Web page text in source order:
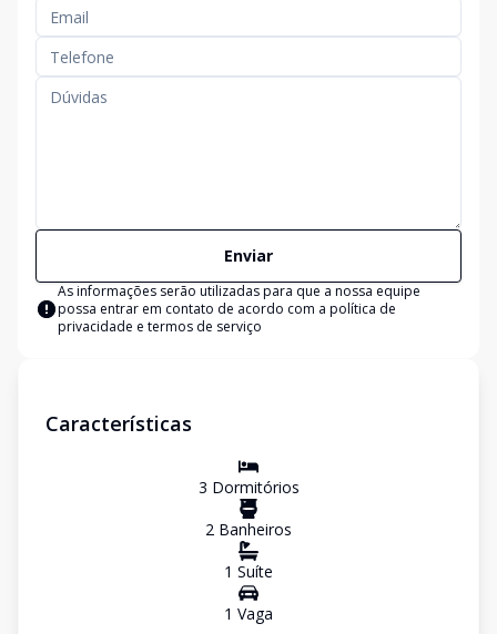
Enviar
As informações serão utilizadas para que a nossa equipe
possa entrar em contato de acordo com a política de
privacidade e termos de serviço
Características
3 Dormitórios
2 Banheiros
1 Suíte
1 Vaga